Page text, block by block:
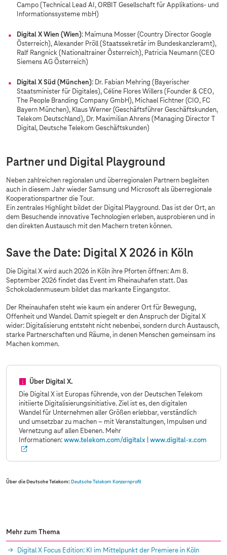
Campo (Technical Lead AI, ORBIT Gesellschaft für Applikations- und
Informationssysteme mbH)
Digital X Wien (Wien): Maimuna Mosser (Country Director Google
Österreich), Alexander Pröll (Staatssekretär im Bundeskanzleramt),
Ralf Rangnick (Nationaltrainer Österreich), Patricia Neumann (CEO
Siemens AG Österreich)
Digital X Süd (München): Dr. Fabian Mehring (Bayerischer
Staatsminister für Digitales), Céline Flores Willers (Founder & CEO,
The People Branding Company GmbH), Michael Fichtner (CIO, FC
Bayern München), Klaus Werner (Geschäftsführer Geschäftskunden,
Telekom Deutschland), Dr. Maximilian Ahrens (Managing Director T
Digital, Deutsche Telekom Geschäftskunden)
Partner und Digital Playground
Neben zahlreichen regionalen und überregionalen Partnern begleiten
auch in diesem Jahr wieder Samsung und Microsoft als überregionale
Kooperationspartner die Tour.
Ein zentrales Highlight bildet der Digital Playground. Das ist der Ort, an
dem Besuchende innovative Technologien erleben, ausprobieren und in
den direkten Austausch mit den Machern treten können.
Save the Date: Digital X 2026 in Köln
Die Digital X wird auch 2026 in Köln ihre Pforten öffnen: Am 8.
September 2026 findet das Event im Rheinauhafen statt. Das
Schokoladenmuseum bildet das markante Eingangstor.
Der Rheinauhafen steht wie kaum ein anderer Ort für Bewegung,
Offenheit und Wandel. Damit spiegelt er den Anspruch der Digital X
wider: Digitalisierung entsteht nicht nebenbei, sondern durch Austausch,
starke Partnerschaften und Räume, in denen Menschen gemeinsam ins
Machen kommen.
Über Digital X.
Die Digital X ist Europas führende, von der Deutschen Telekom
initiierte Digitalisierungsinitiative. Ziel ist es, den digitalen
Wandel für Unternehmen aller Größen erlebbar, verständlich
und umsetzbar zu machen – mit Veranstaltungen, Impulsen und
Vernetzung auf allen Ebenen. Mehr
Informationen: www.telekom.com/digitalx www.digital-x.com
Über die Deutsche Telekom: Deutsche Telekom Konzernprofil
Mehr zum Thema
Digital X Focus Edition: KI im Mittelpunkt der Premiere in Köln